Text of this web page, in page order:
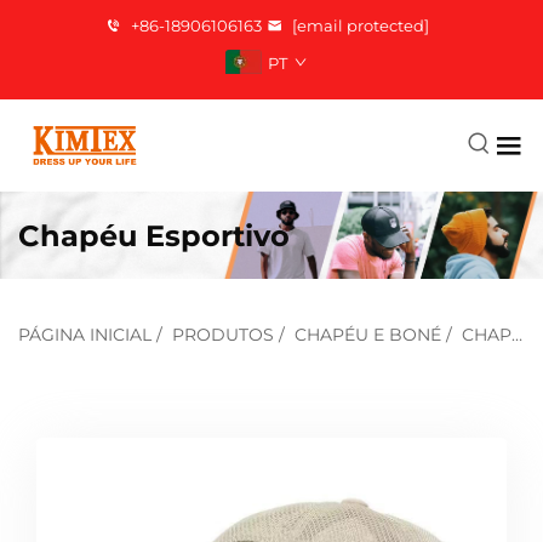
+86-18906106163
[email protected]
PT
Chapéu Esportivo
PÁGINA INICIAL / PRODUTOS / CHAPÉU E BONÉ / CHAPÉU ESPORTIVO